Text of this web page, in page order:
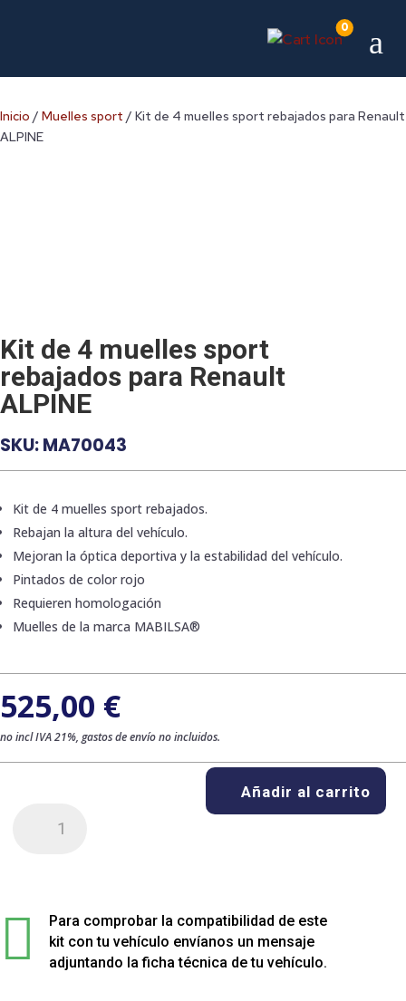
0 a
Inicio / Muelles sport / Kit de 4 muelles sport rebajados para Renault
ALPINE
Kit de 4 muelles sport
rebajados para Renault
ALPINE
SKU:MA70043
Kit de 4 muelles sport rebajados.
Rebajan la altura del vehículo.
Mejoran la óptica deportiva y la estabilidad del vehículo.
Pintados de color rojo
Requieren homologación
Muelles de la marca MABILSA®
525,00 €
no incl IVA 21%, gastos de envío no incluidos.
rebajados
Renault
Añadir al carrito

Para comprobar la compatibilidad de este
kit con tu vehículo envíanos un mensaje
adjuntando la ficha técnica de tu vehículo.